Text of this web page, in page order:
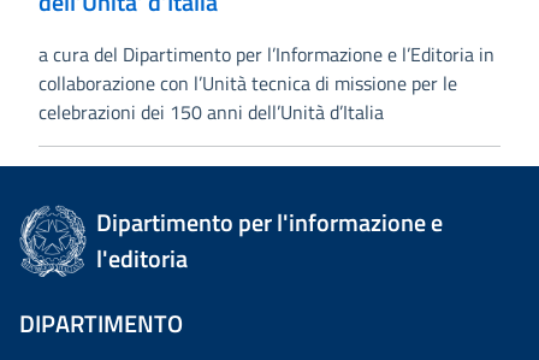
a cura del Dipartimento per l’Informazione e l’Editoria in
collaborazione con l’Unità tecnica di missione per le
celebrazioni dei 150 anni dell’Unità d’Italia
Dipartimento per l'informazione e
l'editoria
DIPARTIMENTO